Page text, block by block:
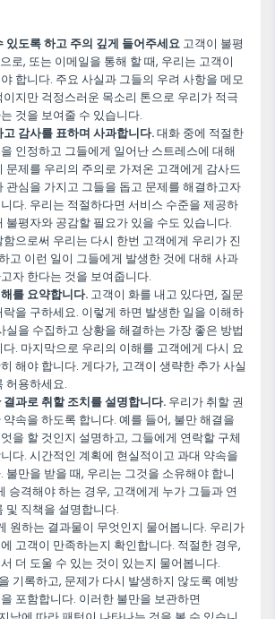
있도록 하고 주의 깊게 들어주세요 고객이 불평
로, 또는 이메일을 통해 할 때, 우리는 고객이
합니다. 주요 사실과 그들의 우려 사항을 메모
지만 걱정스러운 목소리 톤으로 우리가 적극
것을 보여줄 수 있습니다.
감사를 표하며 사과합니다.대화 중에 적절한
인정하고 그들에게 일어난 스트레스에 대해
문제를 우리의 주의로 가져온 고객에게 감사드
관심을 가지고 그들을 돕고 문제를 해결하고자
다. 우리는 적절하다면 서비스 수준을 제공하
불평자와 공감할 필요가 있을 수도 있습니다.
으로써 우리는 다시 한번 고객에게 우리가 진
고 이런 일이 그들에게 발생한 것에 대해 사과
자 한다는 것을 보여줍니다.
를 요약합니다. 고객이 화를 내고 있다면, 질문
을 구하세요. 이렇게 하면 발생한 일을 이해하
실을 수집하고 상황을 해결하는 가장 좋은 방법
. 마지막으로 우리의 이해를 고객에게 다시 요
해야 합니다. 게다가, 고객이 생략한 추가 사실
허용하세요.
과로 취할 조치를 설명합니다. 우리가 취할 권
속을 하도록 합니다. 예를 들어, 불만 해결을
을 할 것인지 설명하고, 그들에게 연락할 구체
다. 시간적인 계획에 현실적이고 과대 약속을
불만을 받을 때, 우리는 그것을 소유해야 합니
승격해야 하는 경우, 고객에게 누가 그들과 연
및 직책을 설명합니다.
원하는 결과물이 무엇인지 물어봅니다. 우리가
고객이 만족하는지 확인합니다. 적절한 경우,
더 도울 수 있는 것이 있는지 물어봅니다.
기록하고, 문제가 다시 발생하지 않도록 예방
포함합니다. 이러한 불만을 보관하면